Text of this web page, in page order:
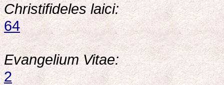
Christifideles laici:
64
Evangelium Vitae:
2